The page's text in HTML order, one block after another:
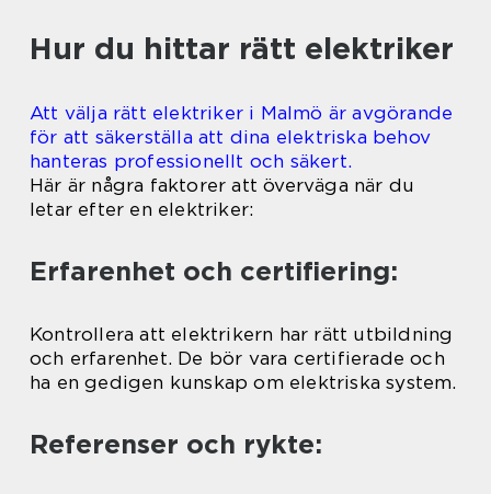
Hur du hittar rätt elektriker
Att välja rätt elektriker i Malmö är avgörande
för att säkerställa att dina elektriska behov
hanteras professionellt och säkert.
Här är några faktorer att överväga när du
letar efter en elektriker:
Erfarenhet och certifiering:
Kontrollera att elektrikern har rätt utbildning
och erfarenhet. De bör vara certifierade och
ha en gedigen kunskap om elektriska system.
Referenser och rykte: